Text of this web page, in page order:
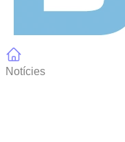
Notícies